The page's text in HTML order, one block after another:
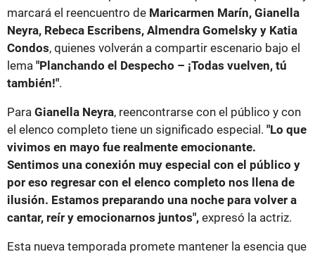
marcará el reencuentro de Maricarmen Marín, Gianella
Neyra, Rebeca Escribens, Almendra Gomelsky y Katia
Condos, quienes volverán a compartir escenario bajo el
lema "Planchando el Despecho – ¡Todas vuelven, tú
también!".
Para Gianella Neyra, reencontrarse con el público y con
el elenco completo tiene un significado especial. "Lo que
vivimos en mayo fue realmente emocionante.
Sentimos una conexión muy especial con el público y
por eso regresar con el elenco completo nos llena de
ilusión. Estamos preparando una noche para volver a
cantar, reír y emocionarnos juntos", expresó la actriz.
Esta nueva temporada promete mantener la esencia que